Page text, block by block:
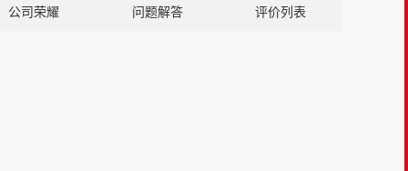
公司荣耀 问题解答 评价列表